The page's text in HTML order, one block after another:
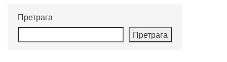
Претрага
Претрага